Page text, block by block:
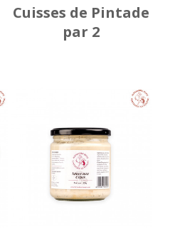
Cuisses de Pintade
par 2